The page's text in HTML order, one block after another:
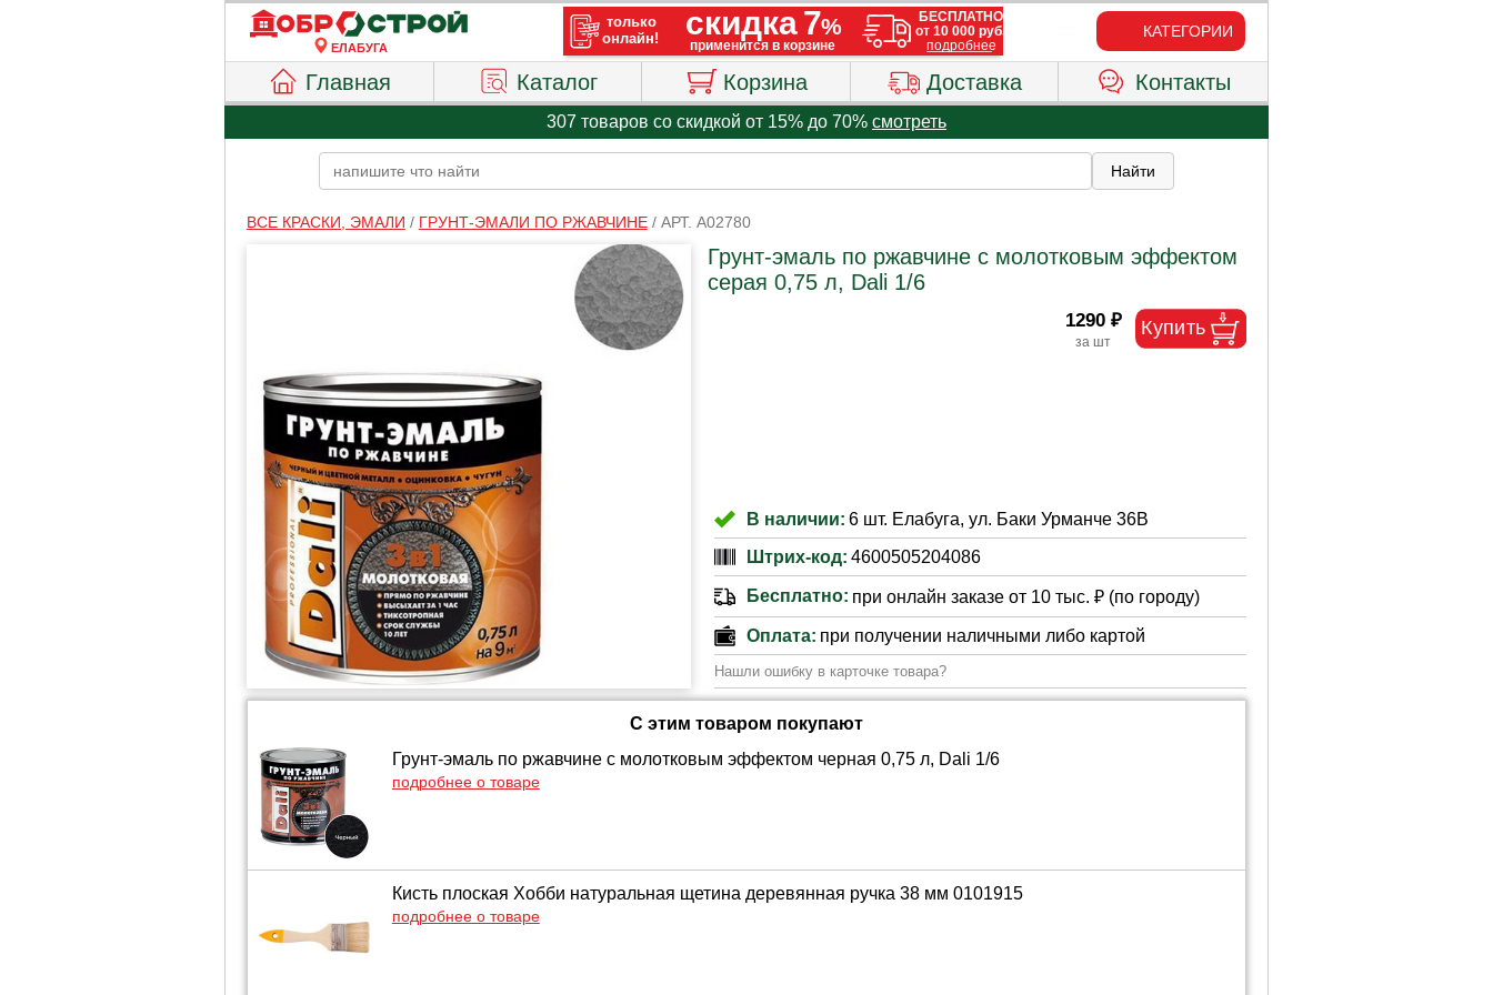
ЕЛАБУГА
КАТЕГОРИИ
Главная Каталог Корзина Доставка Контакты
307 товаров со скидкой от 15% до 70% смотреть
ВСЕ КРАСКИ, ЭМАЛИ / ГРУНТ-ЭМАЛИ ПО РЖАВЧИНЕ/ АРТ. A02780
Грунт-эмаль по ржавчине с молотковым эффектом
серая 0,75 л, Dali 1/6
1290 ₽
В наличии: 6 шт. Елабуга, ул. Баки Урманче 36В
Штрих-код: 4600505204086
Бесплатно: при онлайн заказе от 10 тыс. ₽ (по городу)
Оплата: при получении наличными либо картой
Нашли ошибку в карточке товара?
С этим товаром покупают
Грунт-эмаль по ржавчине с молотковым эффектом черная 0,75 л, Dali 1/6
подробнее о товаре
Кисть плоская Хобби натуральная щетина деревянная ручка 38 мм 0101915
подробнее о товаре